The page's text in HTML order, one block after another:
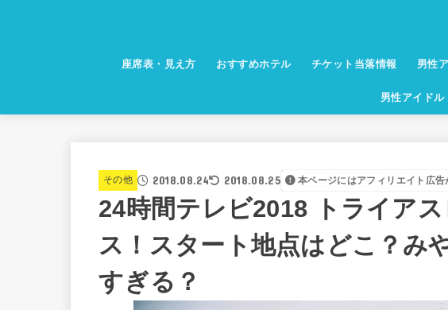
座席表・見え方 おすすめホテル チケット当落情報 男性
男性アイドル
その他 2018.08.24 2018.08.25 本ページにはアフィリエイト広
24時間テレビ2018 トライア
ス！スタート地点はどこ？み
すぎる？